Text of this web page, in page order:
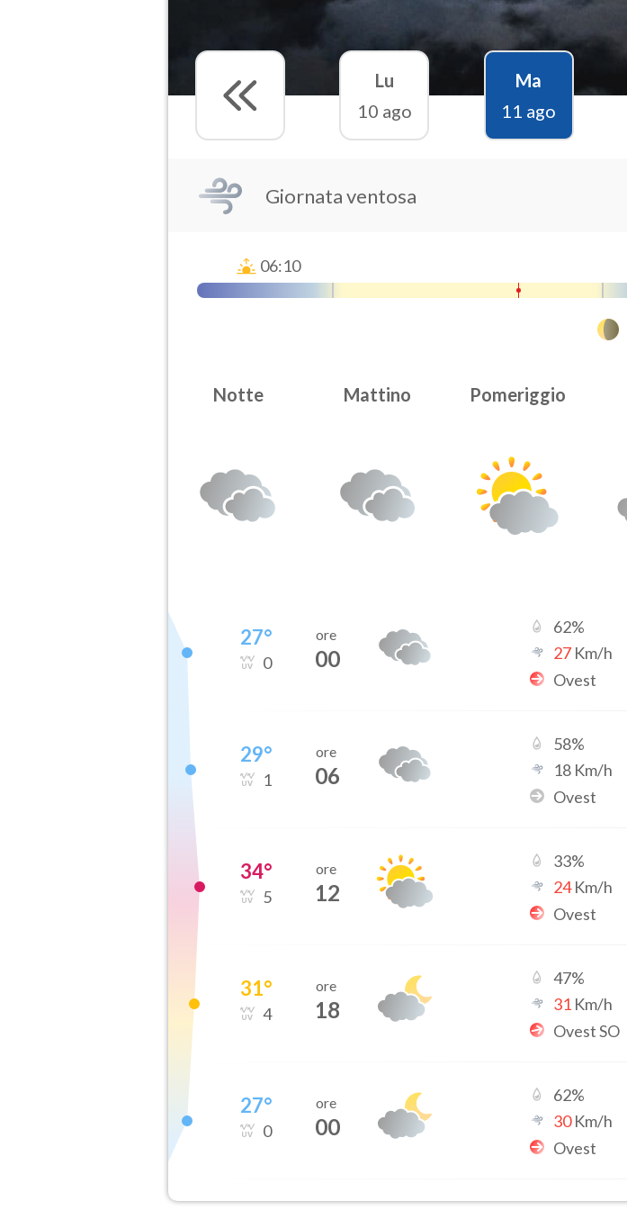
Lu
10 ago
Ma
11 ago
Giornata ventosa
06:10
Notte Mattino Pomeriggio
27°
0
ore
00
62%
27 Km/h
Ovest
29°
1
ore
06
58%
18 Km/h
Ovest
34°
5
ore
12
33%
24Km/h
Ovest
31°
4
ore
18
47%
31 Km/h
Ovest SO
27°
0
ore
00
62%
30Km/h
Ovest